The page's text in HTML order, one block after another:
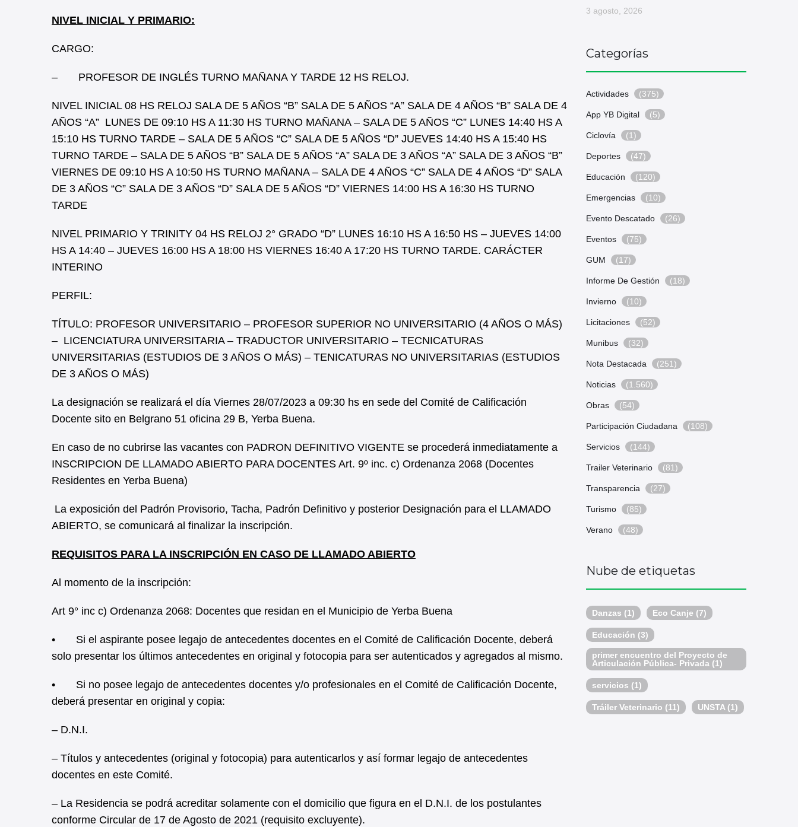
k
NIVEL INICIAL Y PRIMARIO:
CARGO:
– PROFESOR DE INGLÉS TURNO MAÑANA Y TARDE 12 HS RELOJ.
NIVEL INICIAL 08 HS RELOJ SALA DE 5 AÑOS “B” SALA DE 5 AÑOS “A” SALA DE 4 AÑOS “B” SALA DE 4
AÑOS “A” LUNES DE 09:10 HS A 11:30 HS TURNO MAÑANA – SALA DE 5 AÑOS “C” LUNES 14:40 HS A
15:10 HS TURNO TARDE – SALA DE 5 AÑOS “C” SALA DE 5 AÑOS “D” JUEVES 14:40 HS A 15:40 HS
TURNO TARDE – SALA DE 5 AÑOS “B” SALA DE 5 AÑOS “A” SALA DE 3 AÑOS “A” SALA DE 3 AÑOS “B”
VIERNES DE 09:10 HS A 10:50 HS TURNO MAÑANA – SALA DE 4 AÑOS “C” SALA DE 4 AÑOS “D” SALA
DE 3 AÑOS “C” SALA DE 3 AÑOS “D” SALA DE 5 AÑOS “D” VIERNES 14:00 HS A 16:30 HS TURNO
TARDE
NIVEL PRIMARIO Y TRINITY 04 HS RELOJ 2° GRADO “D” LUNES 16:10 HS A 16:50 HS – JUEVES 14:00
HS A 14:40 – JUEVES 16:00 HS A 18:00 HS VIERNES 16:40 A 17:20 HS TURNO TARDE. CARÁCTER
INTERINO
PERFIL:
TÍTULO: PROFESOR UNIVERSITARIO – PROFESOR SUPERIOR NO UNIVERSITARIO (4 AÑOS O MÁS)
– LICENCIATURA UNIVERSITARIA – TRADUCTOR UNIVERSITARIO – TECNICATURAS
UNIVERSITARIAS (ESTUDIOS DE 3 AÑOS O MÁS) – TENICATURAS NO UNIVERSITARIAS (ESTUDIOS
DE 3 AÑOS O MÁS)
La designación se realizará el día Viernes 28/07/2023 a 09:30 hs en sede del Comité de Calificación
Docente sito en Belgrano 51 oficina 29 B, Yerba Buena.
En caso de no cubrirse las vacantes con PADRON DEFINITIVO VIGENTE se procederá inmediatamente a
INSCRIPCION DE LLAMADO ABIERTO PARA DOCENTES Art. 9º inc. c) Ordenanza 2068 (Docentes
Residentes en Yerba Buena)
La exposición del Padrón Provisorio, Tacha, Padrón Definitivo y posterior Designación para el LLAMADO
ABIERTO, se comunicará al finalizar la inscripción.
REQUISITOS PARA LA INSCRIPCIÓN EN CASO DE LLAMADO ABIERTO
Al momento de la inscripción:
Art 9° inc c) Ordenanza 2068: Docentes que residan en el Municipio de Yerba Buena
• Si el aspirante posee legajo de antecedentes docentes en el Comité de Calificación Docente, deberá
solo presentar los últimos antecedentes en original y fotocopia para ser autenticados y agregados al mismo.
• Si no posee legajo de antecedentes docentes y/o profesionales en el Comité de Calificación Docente,
deberá presentar en original y copia:
– D.N.I.
– Títulos y antecedentes (original y fotocopia) para autenticarlos y así formar legajo de antecedentes
docentes en este Comité.
– La Residencia se podrá acreditar solamente con el domicilio que figura en el D.N.I. de los postulantes
conforme Circular de 17 de Agosto de 2021 (requisito excluyente).
3 agosto, 2026
Categorías
Actividades (375)
App YB Digital (5)
Ciclovía (1)
Deportes (47)
Educación (120)
Emergencias (10)
Evento Descatado (26)
Eventos (75)
GUM (17)
Informe De Gestión (18)
Invierno (10)
Licitaciones (52)
Munibus (32)
Nota Destacada (251)
Noticias (1.560)
Obras (54)
Participación Ciudadana (108)
Servicios (144)
Trailer Veterinario (81)
Transparencia (27)
Turismo (85)
Verano (48)
Nube de etiquetas
Danzas (1) Eco Canje (7)
Educación (3)
primer encuentro del Proyecto de
Articulación Pública- Privada (1)
servicios (1)
Tráiler Veterinario (11) UNSTA (1)